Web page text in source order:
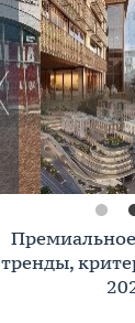
тренды,